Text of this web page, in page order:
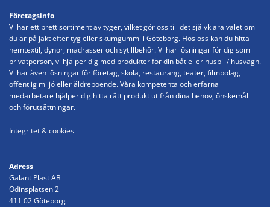
Företagsinfo
Vi har ett brett sortiment av tyger, vilket gör oss till det självklara valet om
du är på jakt efter tyg eller skumgummi i Göteborg. Hos oss kan du hitta
hemtextil, dynor, madrasser och sytillbehör. Vi har lösningar för dig som
privatperson, vi hjälper dig med produkter för din båt eller husbil / husvagn.
Vi har även lösningar för företag, skola, restaurang, teater, filmbolag,
offentlig miljö eller äldreboende. Våra kompetenta och erfarna
medarbetare hjälper dig hitta rätt produkt utifrån dina behov, önskemål
och förutsättningar.
Integritet & cookies
Adress
Galant Plast AB
Odinsplatsen 2
411 02 Göteborg